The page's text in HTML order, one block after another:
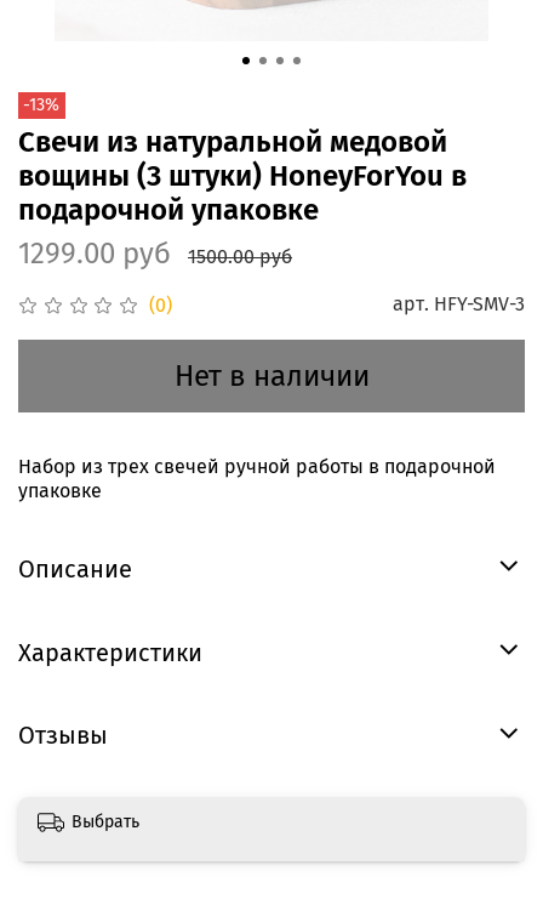
-13%
(0) арт. HFY-SMV-3
Свечи из натуральной медовой
вощины (3 штуки) HoneyForYou в
подарочной упаковке
1299.00 руб
1500.00 руб
Нет в наличии
Набор из трех свечей ручной работы в подарочной
упаковке
Описание
Характеристики
Отзывы
Выбрать